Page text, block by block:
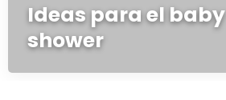
Ideas para el baby
shower